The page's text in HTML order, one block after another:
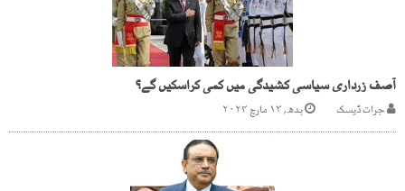
آصف زرداری سیاسی کشیدگی میں کمی کراسکیں گے؟
جرات ڈیسک بدھ, ۱۳ مارچ ۲۰۲۴